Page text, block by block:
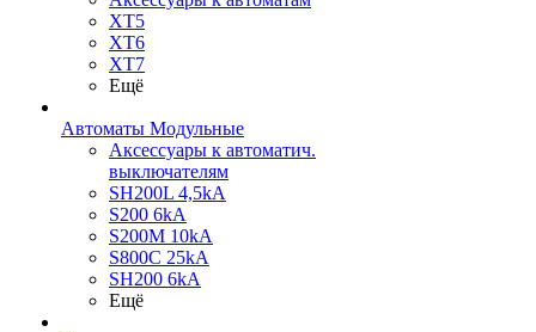
XT5
XT6
XT7
Ещё
Автоматы Модульные
Аксессуары к автоматич.
выключателям
SH200L 4,5kA
S200 6kA
S200M 10kA
S800C 25kA
SH200 6kA
Ещё